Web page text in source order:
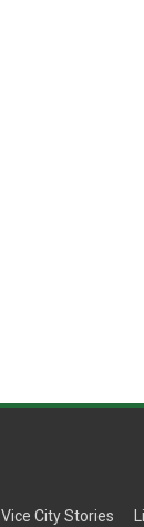
Vice City Stories